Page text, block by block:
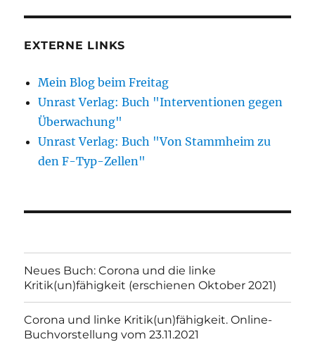
EXTERNE LINKS
Mein Blog beim Freitag
Unrast Verlag: Buch "Interventionen gegen
Überwachung"
Unrast Verlag: Buch "Von Stammheim zu
den F-Typ-Zellen"
Neues Buch: Corona und die linke
Kritik(un)fähigkeit (erschienen Oktober 2021)
Corona und linke Kritik(un)fähigkeit. Online-
Buchvorstellung vom 23.11.2021